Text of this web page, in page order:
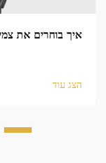
איך בוחרים את
הצג עוד